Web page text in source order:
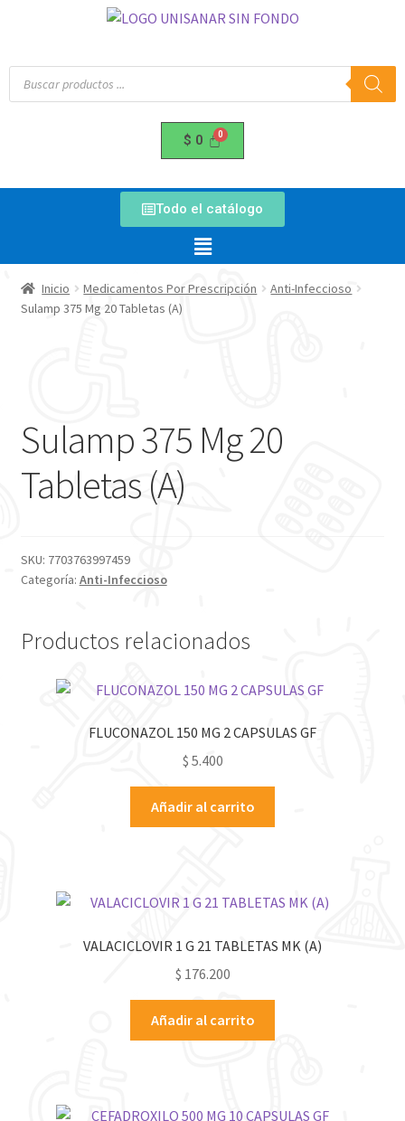
$ 0
Todo el catálogo
Inicio Medicamentos Por Prescripción
Anti-Infeccioso
Sulamp 375 Mg 20 Tabletas (A)
Sulamp 375 Mg 20
Tabletas (A)
SKU: 7703763997459
Categoría: Anti-Infeccioso
Productos relacionados
FLUCONAZOL 150 MG 2 CAPSULAS GF
$ 5.400
Añadir al carrito
VALACICLOVIR 1 G 21 TABLETAS MK (A)
$ 176.200
Añadir al carrito